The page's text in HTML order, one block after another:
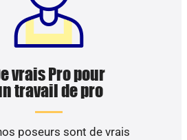
vrais Pro pour
travail de pro
poseurs sont de vrais